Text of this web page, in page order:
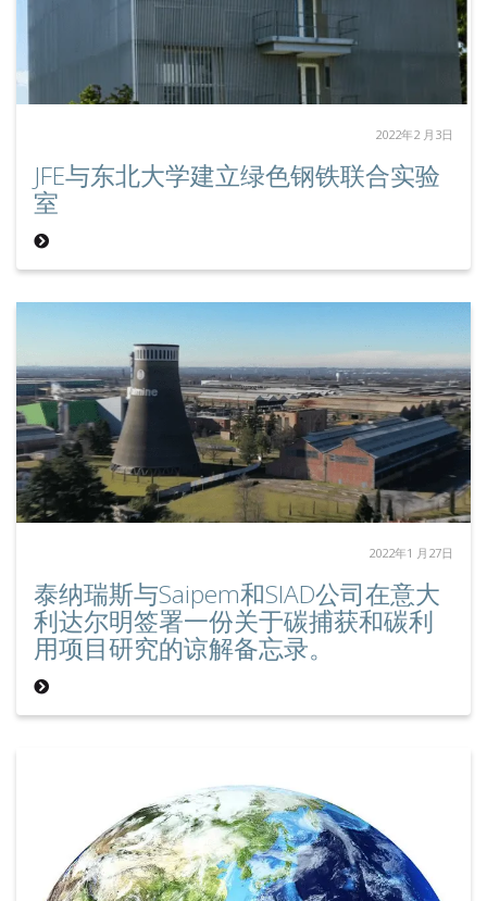
2022年2 月3日
JFE与东北大学建立绿色钢铁联合实验
室
2022年1 月27日
泰纳瑞斯与Saipem和SIAD公司在意大
利达尔明签署一份关于碳捕获和碳利
用项目研究的谅解备忘录。